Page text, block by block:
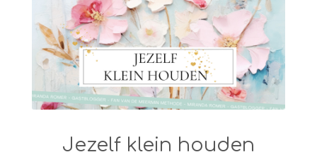
Jezelf klein houden